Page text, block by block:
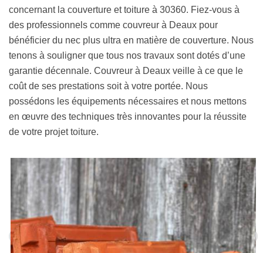
concernant la couverture et toiture à 30360. Fiez-vous à
des professionnels comme couvreur à Deaux pour
bénéficier du nec plus ultra en matière de couverture. Nous
tenons à souligner que tous nos travaux sont dotés d’une
garantie décennale. Couvreur à Deaux veille à ce que le
coût de ses prestations soit à votre portée. Nous
possédons les équipements nécessaires et nous mettons
en œuvre des techniques très innovantes pour la réussite
de votre projet toiture.